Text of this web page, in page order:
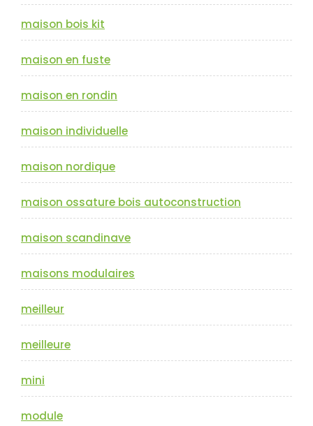
maison bois kit
maison en fuste
maison en rondin
maison individuelle
maison nordique
maison ossature bois autoconstruction
maison scandinave
maisons modulaires
meilleur
meilleure
mini
module